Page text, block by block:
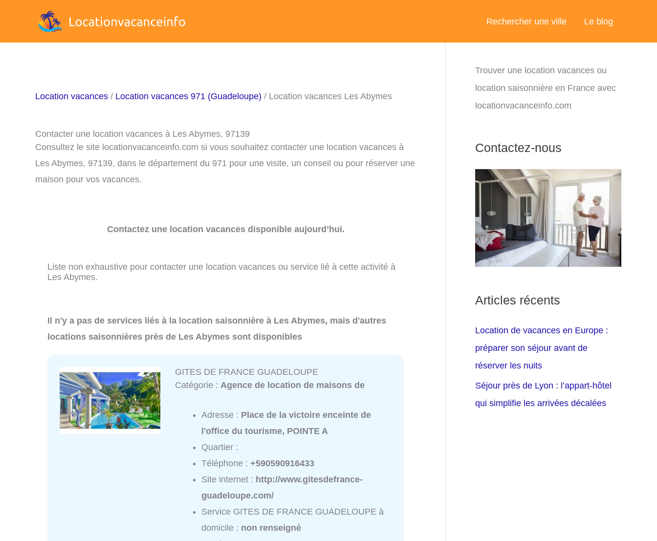
Rechercher une ville Le blog
Location vacances / Location vacances 971 (Guadeloupe) / Location vacances Les Abymes
Contacter une location vacances à Les Abymes, 97139
Consultez le site locationvacanceinfo.com si vous souhaitez contacter une location vacances à
Les Abymes, 97139, dans le département du 971 pour une visite, un conseil ou pour réserver une
maison pour vos vacances.
Contactez une location vacances disponible aujourd’hui.
Liste non exhaustive pour contacter une location vacances ou service lié à cette activité à
Les Abymes.
Il n'y a pas de services liés à la location saisonnière à Les Abymes, mais d'autres
locations saisonnières près de Les Abymes sont disponibles
GITES DE FRANCE GUADELOUPE
Catégorie : Agence de location de maisons de
Adresse : Place de la victoire enceinte de
l'office du tourisme, POINTE A
Quartier :
Téléphone :+590590916433
Site internet : http://www.gitesdefrance-
guadeloupe.com/
Service GITES DE FRANCE GUADELOUPE à
domicile : non renseigné
Trouver une location vacances ou
location saisonnière en France avec
locationvacanceinfo.com
Contactez-nous
Articles récents
Location de vacances en Europe :
préparer son séjour avant de
réserver les nuits
Séjour près de Lyon : l’appart-hôtel
qui simplifie les arrivées décalées